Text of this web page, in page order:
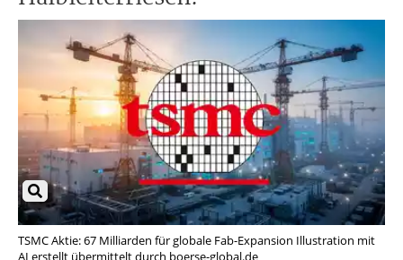
TSMC Aktie: 67 Milliarden für globale Fab-Expansion Illustration mit
AI erstellt übermittelt durch boerse-global.de